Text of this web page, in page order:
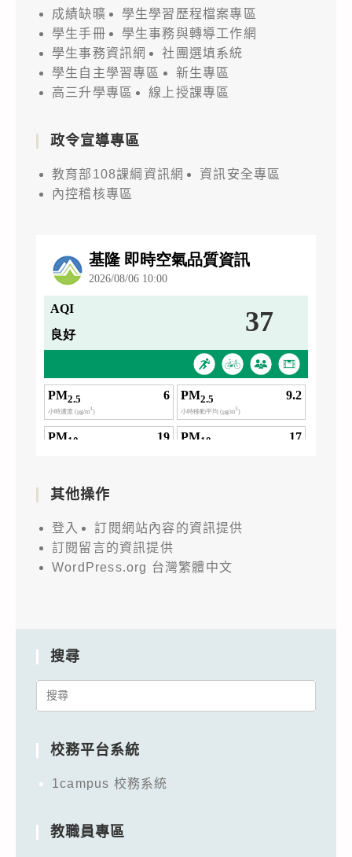
成績缺曠
學生學習歷程檔案專區
學生手冊
學生事務與轉導工作網
學生事務資訊網
社團選填系統
學生自主學習專區
新生專區
高三升學專區
線上授課專區
政令宣導專區
教育部108課綱資訊網
資訊安全專區
內控稽核專區
其他操作
登入
訂閱網站內容的資訊提供
訂閱留言的資訊提供
WordPress.org 台灣繁體中文
搜尋
Search
校務平台系統
1campus 校務系統
教職員專區